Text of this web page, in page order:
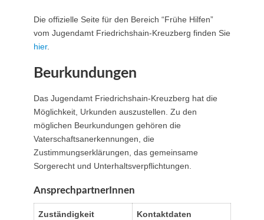
Die offizielle Seite für den Bereich “Frühe Hilfen”
vom Jugendamt Friedrichshain-Kreuzberg finden Sie
hier.
Beurkundungen
Das Jugendamt Friedrichshain-Kreuzberg hat die
Möglichkeit, Urkunden auszustellen. Zu den
möglichen Beurkundungen gehören die
Vaterschaftsanerkennungen, die
Zustimmungserklärungen, das gemeinsame
Sorgerecht und Unterhaltsverpflichtungen.
AnsprechpartnerInnen
Zuständigkeit Kontaktdaten